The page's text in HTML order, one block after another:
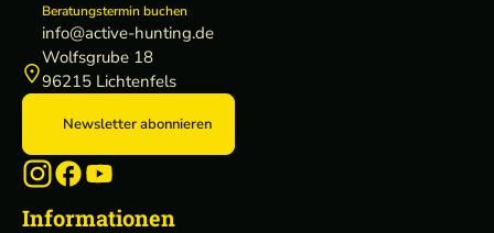
Beratungstermin buchen
info@active-hunting.de
Wolfsgrube 18
96215 Lichtenfels
Newsletter abonnieren
Informationen